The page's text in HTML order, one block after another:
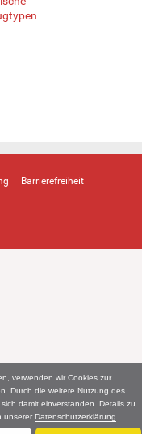
verwenden wir Cookies zur
Durch die weitere Nutzung des
damit einverstanden. Details zu
unserer Datenschutzerklärung
Barrierefreiheit